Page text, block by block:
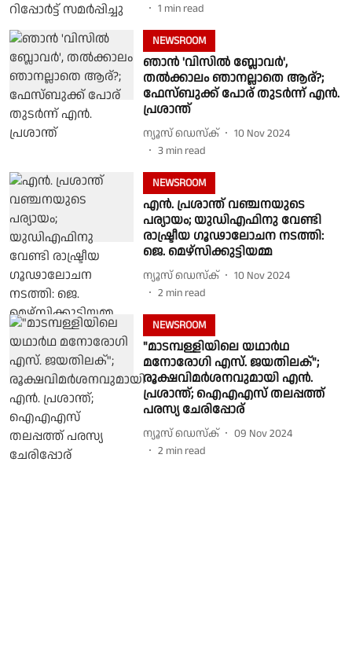
1 min read
NEWSROOM
ഞാന്‍ 'വിസിൽ ബ്ലോവർ',
തല്‍ക്കാലം ഞാനല്ലാതെ ആര്‌?;
ഫേസ്ബുക്ക് പോര് തുടർന്ന് എന്‍.
പ്രശാന്ത്
ന്യൂസ് ഡെസ്ക്
10 Nov 2024
3 min read
NEWSROOM
എന്‍. പ്രശാന്ത് വഞ്ചനയുടെ
പര്യായം; യുഡിഎഫിനു വേണ്ടി
രാഷ്ട്രീയ ഗൂഢാലോചന നടത്തി:
ജെ. മെഴ്‌സിക്കുട്ടിയമ്മ
ന്യൂസ് ഡെസ്ക്
10 Nov 2024
2 min read
NEWSROOM
"മാടമ്പള്ളിയിലെ യഥാർഥ
മനോരോഗി എസ്. ജയതിലക്";
രൂക്ഷവിമർശനവുമായി എൻ.
പ്രശാന്ത്; ഐഎഎസ് തലപ്പത്ത്
പരസ്യ ചേരിപ്പോര്
ന്യൂസ് ഡെസ്ക്
09 Nov 2024
2 min read